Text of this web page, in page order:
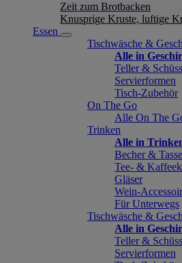
Zeit zum Brotbacken
Knusprige Kruste, luftige
Essen
Tischwäsche &
Alle in
Teller &
Servierformen
Tisch-Zubehör
On The Go
Alle On The
Trinken
Alle in
Becher &
Tee- &
Gläser
Wein-
Für Unterwegs
Tischwäsche &
Alle in
Teller &
Servierformen